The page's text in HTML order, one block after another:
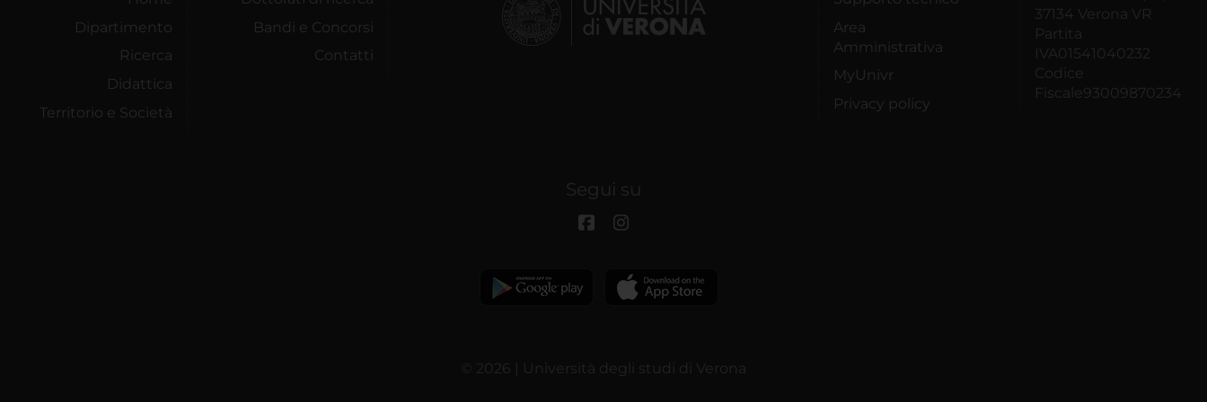
Dipartimento
Ricerca
Didattica
Territorio e Società
Bandi e Concorsi
Contatti
Area
Amministrativa
MyUnivr
Privacy policy
37134 Verona VR
Partita
IVA01541040232
Codice
Fiscale93009870234
Segui su
© 2026 | Università degli studi di Verona